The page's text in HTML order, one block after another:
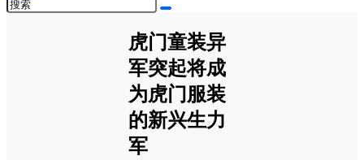
虎门童装异
军突起将成
为虎门服装
的新兴生力
军